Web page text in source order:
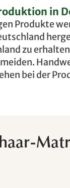
in
Produkte
zu
bei der